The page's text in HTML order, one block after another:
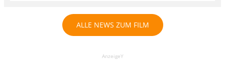
ALLE NEWS ZUM FILM
AnzeigeY